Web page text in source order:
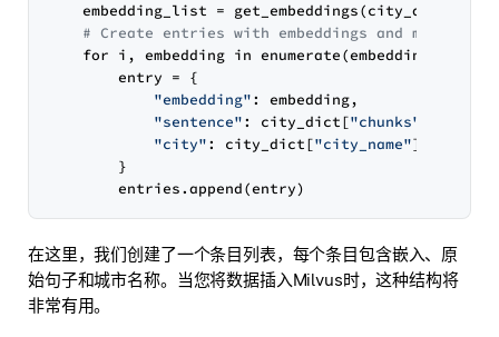
    embedding_list = get_embeddings(city_dict[
# Create entries with embeddings and metadata
    for i, embedding in enumerate(embedding_list):
        entry = {
"embedding": embedding,
"sentence": city_dict["chunks"
"city": city_dict["city_name"],
        }
在这里，我们创建了一个条目列表，每个条目包含嵌入、原
始句子和城市名称。当您将数据插入Milvus时，这种结构将
非常有用。